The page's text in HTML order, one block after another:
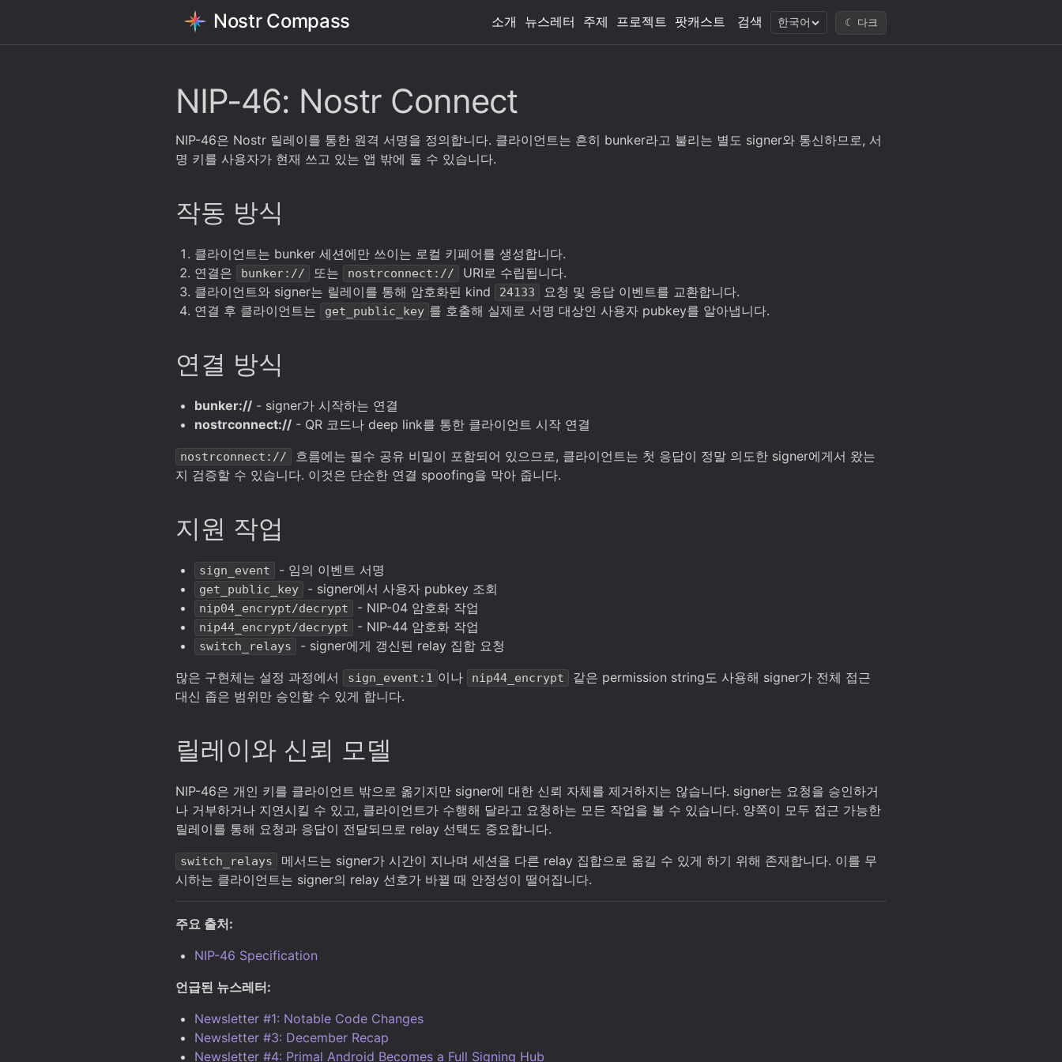
Nostr Compass 소개 뉴스레터 주제 프로젝트 팟캐스트 검색 한국어 ☾ 다크
NIP-46: Nostr Connect
NIP-46은 Nostr 릴레이를 통한 원격 서명을 정의합니다. 클라이언트는 흔히 bunker라고 불리는 별도 signer와 통신하므로, 서
명 키를 사용자가 현재 쓰고 있는 앱 밖에 둘 수 있습니다.
작동 방식
클라이언트는 bunker 세션에만 쓰이는 로컬 키페어를 생성합니다.
연결은
bunker:// 또는 nostrconnect://
URI로 수립됩니다.
클라이언트와 signer는 릴레이를 통해 암호화된 kind
24133
요청 및 응답 이벤트를 교환합니다.
연결 후 클라이언트는
get_public_key 를 호출해 실제로 서명 대상인 사용자 pubkey를 알아냅니다.
연결 방식
bunker:// - signer가 시작하는 연결
nostrconnect:// - QR 코드나 deep link를 통한 클라이언트 시작 연결
nostrconnect://
흐름에는 필수 공유 비밀이 포함되어 있으므로, 클라이언트는 첫 응답이 정말 의도한 signer에게서 왔는
지 검증할 수 있습니다. 이것은 단순한 연결 spoofing을 막아 줍니다.
지원 작업
sign_event - 임의 이벤트 서명
get_public_key - signer에서 사용자 pubkey 조회
nip04_encrypt/decrypt - NIP-04 암호화 작업
nip44_encrypt/decrypt - NIP-44 암호화 작업
switch_relays
- signer에게 갱신된 relay 집합 요청
많은 구현체는 설정 과정에서
sign_event:1 이나 nip44_encrypt
같은 permission string도 사용해 signer가 전체 접근
대신 좁은 범위만 승인할 수 있게 합니다.
릴레이와 신뢰 모델
NIP-46은 개인 키를 클라이언트 밖으로 옮기지만 signer에 대한 신뢰 자체를 제거하지는 않습니다. signer는 요청을 승인하거
나 거부하거나 지연시킬 수 있고, 클라이언트가 수행해 달라고 요청하는 모든 작업을 볼 수 있습니다. 양쪽이 모두 접근 가능한
릴레이를 통해 요청과 응답이 전달되므로 relay 선택도 중요합니다.
switch_relays
메서드는 signer가 시간이 지나며 세션을 다른 relay 집합으로 옮길 수 있게 하기 위해 존재합니다. 이를 무
시하는 클라이언트는 signer의 relay 선호가 바뀔 때 안정성이 떨어집니다.
주요 출처:
NIP-46 Specification
언급된 뉴스레터:
Newsletter #1: Notable Code Changes
Newsletter #3: December Recap
Newsletter #4: Primal Android Becomes a Full Signing Hub